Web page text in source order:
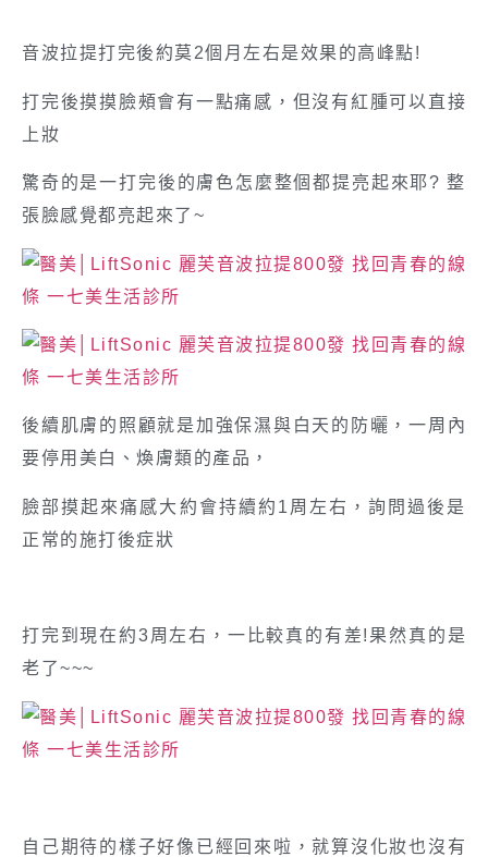
音波拉提打完後約莫2個月左右是效果的高峰點!
打完後摸摸臉頰會有一點痛感，但沒有紅腫可以直接
上妝
驚奇的是一打完後的膚色怎麼整個都提亮起來耶? 整
張臉感覺都亮起來了~
後續肌膚的照顧就是加強保濕與白天的防曬，一周內
要停用美白、煥膚類的產品，
臉部摸起來痛感大約會持續約1周左右，詢問過後是
正常的施打後症狀
打完到現在約3周左右，一比較真的有差!果然真的是
老了~~~
自己期待的樣子好像已經回來啦，就算沒化妝也沒有